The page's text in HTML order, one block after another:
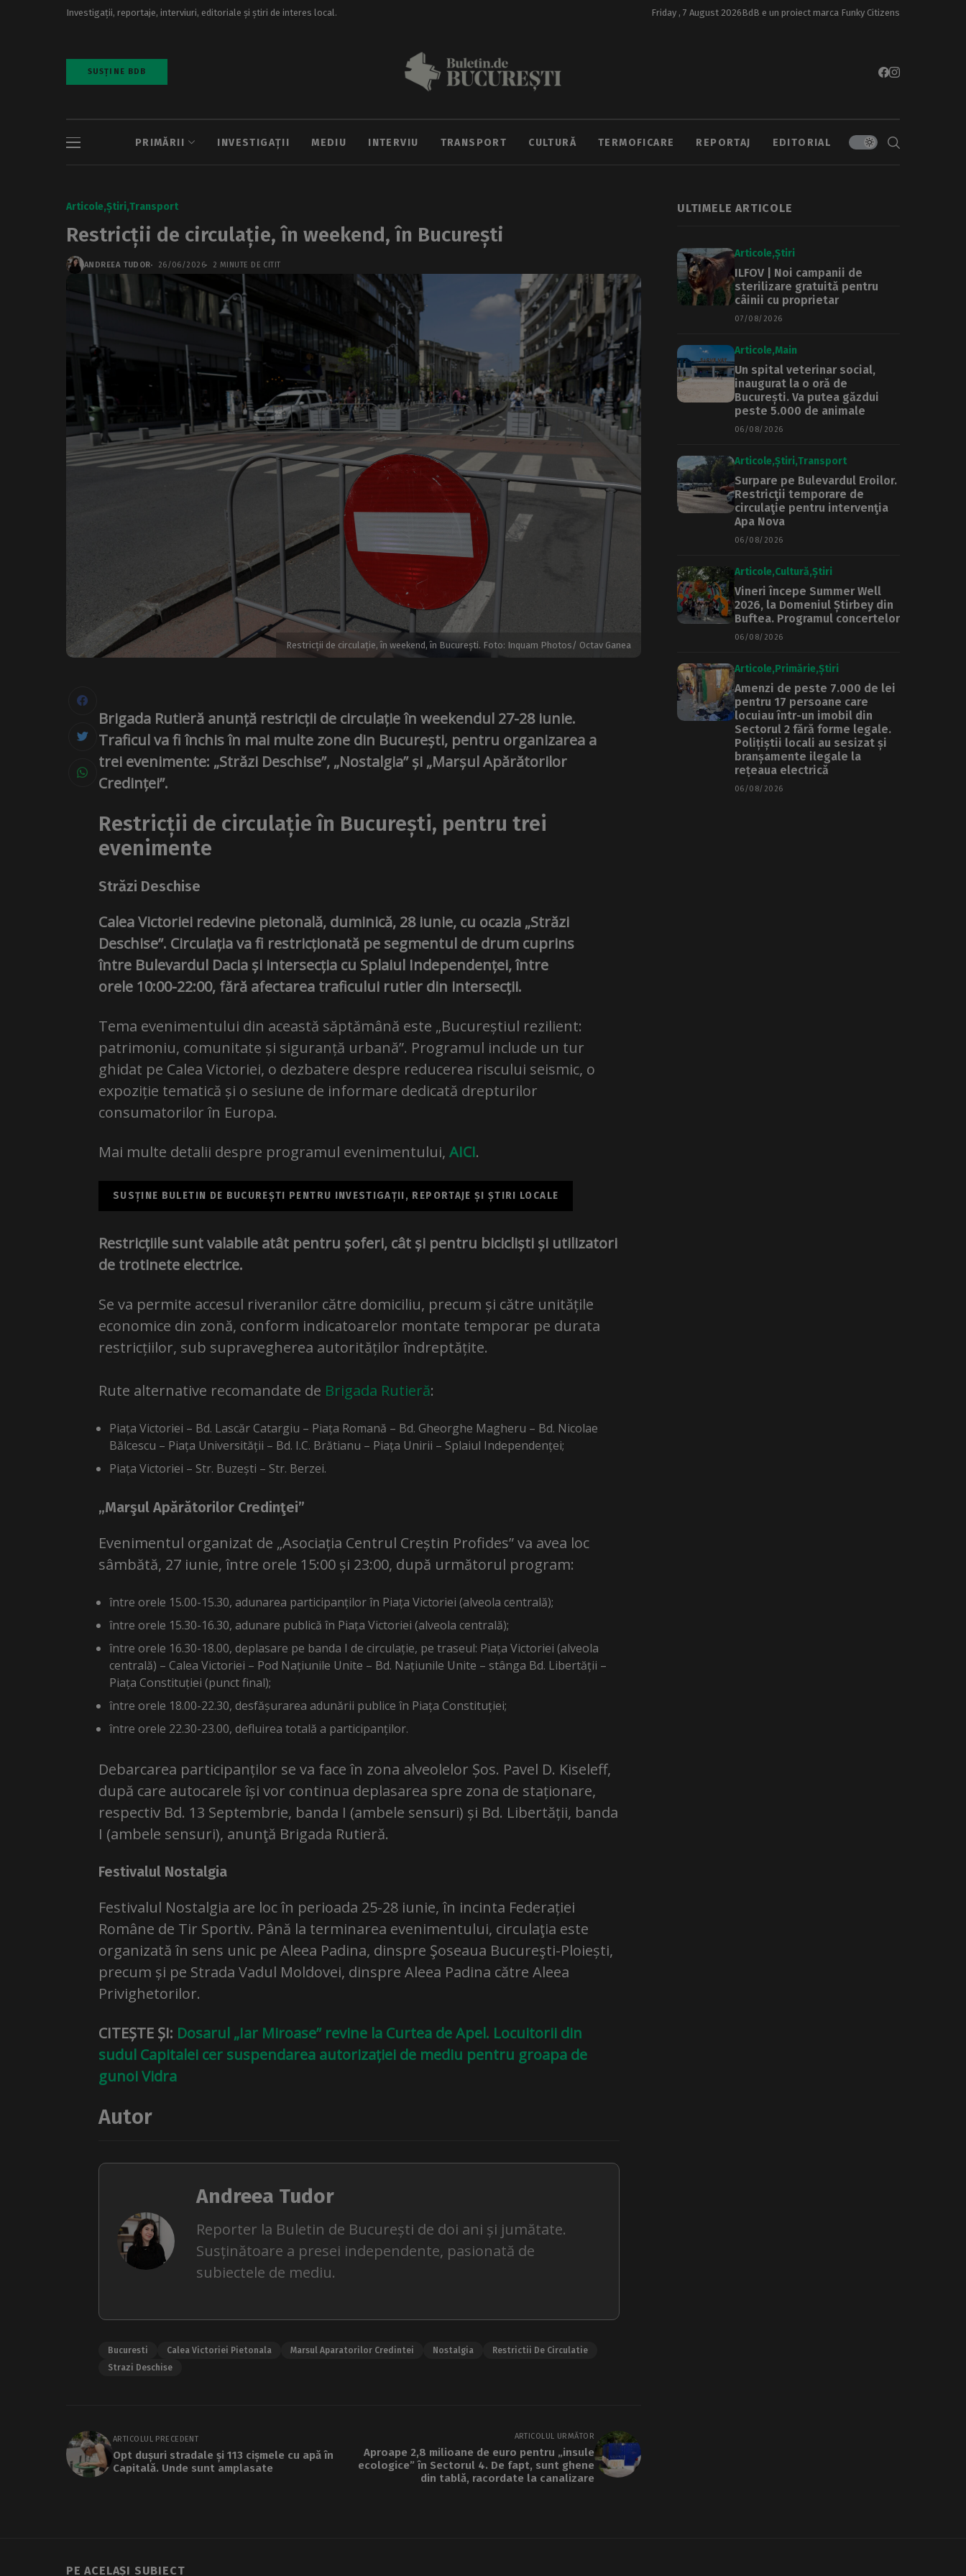
Investigații, reportaje, interviuri, editoriale și știri de interes local. Friday , 7 August 2026BdB e un proiect marca Funky Citizens
SUSȚINE BDB
PRIMĂRII INVESTIGAȚII MEDIU INTERVIU TRANSPORT CULTURĂ TERMOFICARE REPORTAJ EDITORIAL
Articole Știri Transport
Restricții de circulație, în weekend, în București
ANDREEA TUDOR 26/06/2026 2 MINUTE DE CITIT
Restricții de circulație, în weekend, în București. Foto: Inquam Photos/ Octav Ganea
Brigada Rutieră anunță restricții de circulație în weekendul 27-28 iunie.
Traficul va fi închis în mai multe zone din București, pentru organizarea a
trei evenimente: „Străzi Deschise”, „Nostalgia” și „Marșul Apărătorilor
Credinței”.
Restricții de circulație în București, pentru trei
evenimente
Străzi Deschise
Calea Victoriei redevine pietonală, duminică, 28 iunie, cu ocazia „Străzi
Deschise”. Circulația va fi restricționată pe segmentul de drum cuprins
între Bulevardul Dacia și intersecția cu Splaiul Independenței, între
orele 10:00-22:00, fără afectarea traficului rutier din intersecții.
Tema evenimentului din această săptămână este „Bucureștiul rezilient:
patrimoniu, comunitate și siguranță urbană”. Programul include un tur
ghidat pe Calea Victoriei, o dezbatere despre reducerea riscului seismic, o
expoziție tematică și o sesiune de informare dedicată drepturilor
consumatorilor în Europa.
Mai multe detalii despre programul evenimentului, AICI.
SUSȚINE BULETIN DE BUCUREȘTI PENTRU INVESTIGAȚII, REPORTAJE ȘI ȘTIRI LOCALE
Restricțiile sunt valabile atât pentru șoferi, cât și pentru bicicliști și utilizatori
de trotinete electrice.
Se va permite accesul riveranilor către domiciliu, precum și către unitățile
economice din zonă, conform indicatoarelor montate temporar pe durata
restricțiilor, sub supravegherea autorităților îndreptățite.
Rute alternative recomandate de Brigada Rutieră:
Piața Victoriei – Bd. Lascăr Catargiu – Piața Romană – Bd. Gheorghe Magheru – Bd. Nicolae
Bălcescu – Piața Universității – Bd. I.C. Brătianu – Piața Unirii – Splaiul Independenței;
Piața Victoriei – Str. Buzești – Str. Berzei.
„Marşul Apărătorilor Credinţei”
Evenimentul organizat de „Asociația Centrul Creștin Profides” va avea loc
sâmbătă, 27 iunie, între orele 15:00 și 23:00, după următorul program:
între orele 15.00-15.30, adunarea participanților în Piața Victoriei (alveola centrală);
între orele 15.30-16.30, adunare publică în Piața Victoriei (alveola centrală);
între orele 16.30-18.00, deplasare pe banda I de circulație, pe traseul: Piața Victoriei (alveola
centrală) – Calea Victoriei – Pod Națiunile Unite – Bd. Națiunile Unite – stânga Bd. Libertății –
Piața Constituției (punct final);
între orele 18.00-22.30, desfășurarea adunării publice în Piața Constituției;
între orele 22.30-23.00, defluirea totală a participanților.
Debarcarea participanților se va face în zona alveolelor Șos. Pavel D. Kiseleff,
după care autocarele își vor continua deplasarea spre zona de staționare,
respectiv Bd. 13 Septembrie, banda I (ambele sensuri) și Bd. Libertății, banda
I (ambele sensuri), anunţă Brigada Rutieră.
Festivalul Nostalgia
Festivalul Nostalgia are loc în perioada 25-28 iunie, în incinta Federației
Române de Tir Sportiv. Până la terminarea evenimentului, circulaţia este
organizată în sens unic pe Aleea Padina, dinspre Şoseaua Bucureşti-Ploiești,
precum și pe Strada Vadul Moldovei, dinspre Aleea Padina către Aleea
Privighetorilor.
CITEȘTE ȘI: Dosarul „Iar Miroase” revine la Curtea de Apel. Locuitorii din
sudul Capitalei cer suspendarea autorizației de mediu pentru groapa de
gunoi Vidra
Autor
Andreea Tudor
Reporter la Buletin de București de doi ani și jumătate.
Susținătoare a presei independente, pasionată de
subiectele de mediu.
Bucuresti Calea Victoriei Pietonala Marsul Aparatorilor Credintei Nostalgia
Restrictii De Circulatie
Strazi Deschise
ARTICOLUL PRECEDENT
Opt dușuri stradale și 113 cișmele cu apă în
Capitală. Unde sunt amplasate
ARTICOLUL URMĂTOR
Aproape 2,8 milioane de euro pentru „insule
ecologice” în Sectorul 4. De fapt, sunt ghene
din tablă, racordate la canalizare
ULTIMELE ARTICOLE
Articole Știri
ILFOV | Noi campanii de
sterilizare gratuită pentru
câinii cu proprietar
07/08/2026
Articole Main
Un spital veterinar social,
inaugurat la o oră de
București. Va putea găzdui
peste 5.000 de animale
06/08/2026
Articole Știri Transport
Surpare pe Bulevardul Eroilor.
Restricţii temporare de
circulaţie pentru intervenţia
Apa Nova
06/08/2026
Articole Cultură Știri
Vineri începe Summer Well
2026, la Domeniul Știrbey din
Buftea. Programul concertelor
06/08/2026
Articole Primărie Știri
Amenzi de peste 7.000 de lei
pentru 17 persoane care
locuiau într-un imobil din
Sectorul 2 fără forme legale.
Polițiștii locali au sesizat și
branșamente ilegale la
rețeaua electrică
06/08/2026
PE ACELAȘI SUBIECT